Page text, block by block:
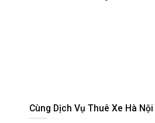
Cùng Dịch Vụ Thuê Xe Hà